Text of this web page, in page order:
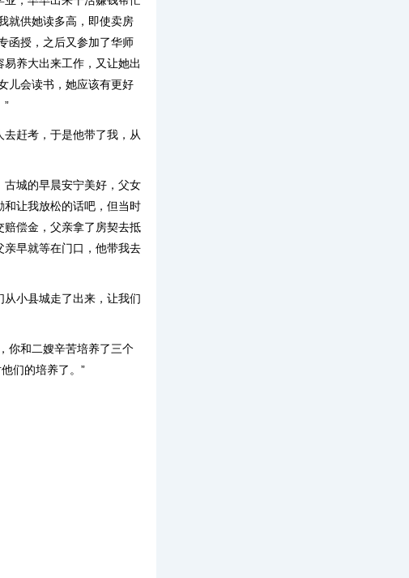
就供她读多高，即使卖房
函授，之后又参加了华师
养大出来工作，又让她出
儿会读书，她应该有更好
”
赶考，于是他带了我，从
城的早晨安宁美好，父女
让我放松的话吧，但当时
偿金，父亲拿了房契去抵
早就等在门口，他带我去
小县城走了出来，让我们
你和二嫂辛苦培养了三个
们的培养了。”